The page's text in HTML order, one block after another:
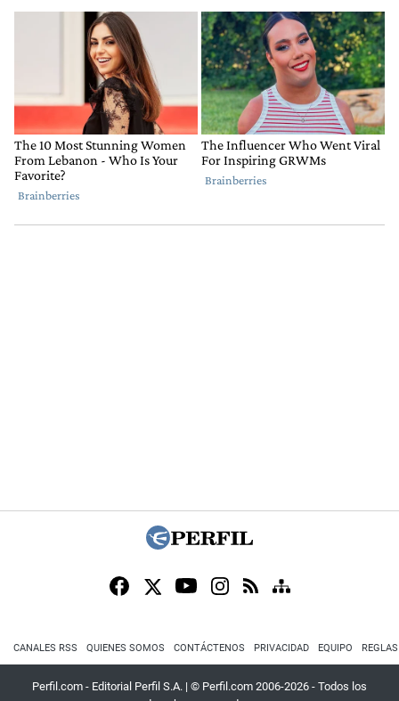
CANALES RSS QUIENES SOMOS CONTÁCTENOS PRIVACIDAD EQUIPO
Perfil.com - Editorial Perfil S.A. | © Perfil.com 2006-2026 - Todos los